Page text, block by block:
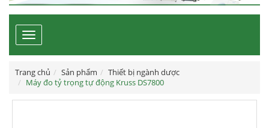
Toggle
navigation
Trang chủ Sản phẩm
Thiết bị ngành dược
Máy đo tỷ trọng tự động Kruss DS7800